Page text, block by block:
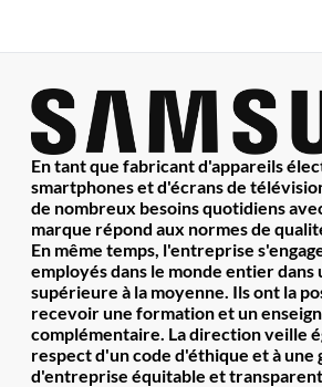
En tant que fabricant d'appareils
smartphones et d'écrans de
de nombreux besoins quotidiens
marque répond aux normes de
En même temps, l'entreprise
employés dans le monde entier dans
supérieure à la moyenne. Ils ont la
recevoir une formation et un
complémentaire. La direction veille
respect d'un code d'éthique et à une
d'entreprise équitable et